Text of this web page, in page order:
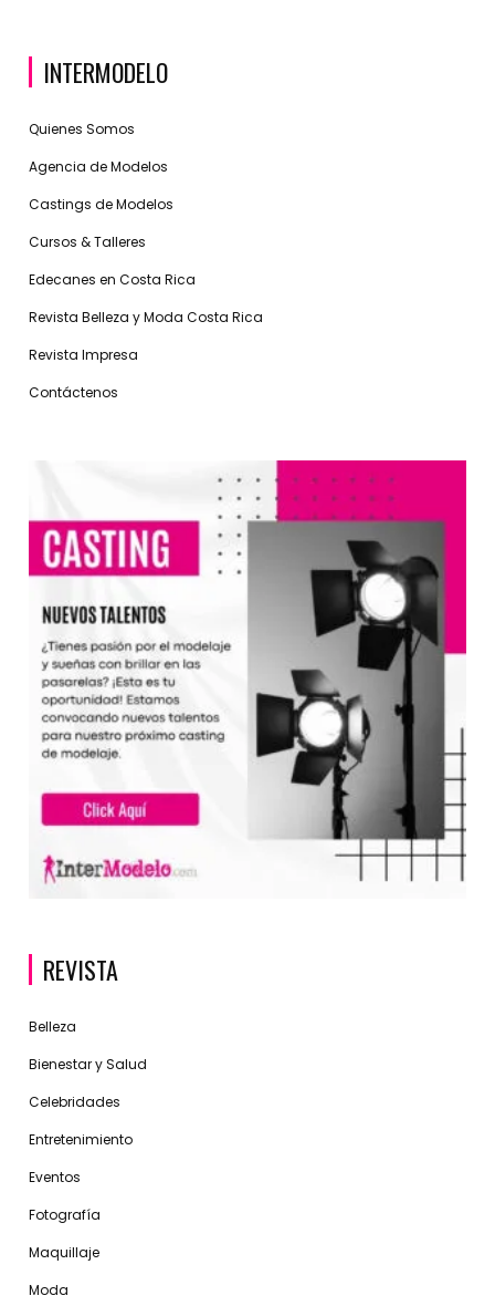
INTERMODELO
Quienes Somos
Agencia de Modelos
Castings de Modelos
Cursos & Talleres
Edecanes en Costa Rica
Revista Belleza y Moda Costa Rica
Revista Impresa
Contáctenos
REVISTA
Belleza
Bienestar y Salud
Celebridades
Entretenimiento
Eventos
Fotografía
Maquillaje
Moda